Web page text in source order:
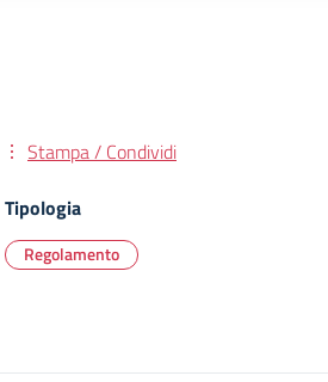
Stampa / Condividi
Tipologia
Regolamento